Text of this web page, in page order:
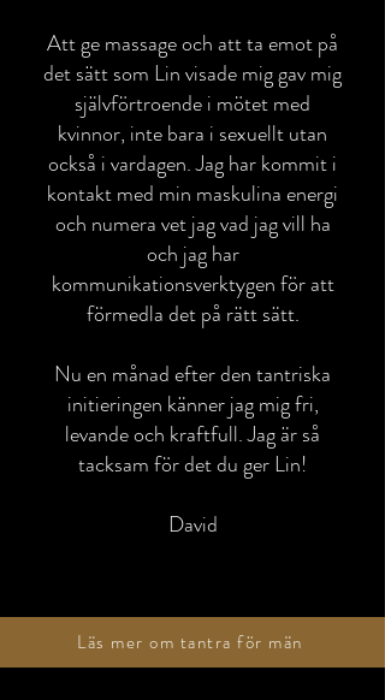
Att ge massage och att ta emot på
det sätt som Lin visade mig gav mig
självförtroende i mötet med
kvinnor, inte bara i sexuellt utan
också i vardagen. Jag har kommit i
kontakt med min maskulina energi
och numera vet jag vad jag vill ha
och jag har
kommunikationsverktygen för att
förmedla det på rätt sätt.
Nu en månad efter den tantriska
initieringen känner jag mig fri,
levande och kraftfull. Jag är så
tacksam för det du ger Lin!
David
Läs mer om tantra för män